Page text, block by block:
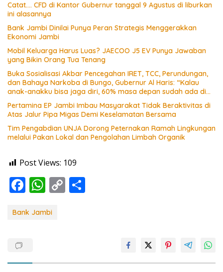
Catat…. CFD di Kantor Gubernur tanggal 9 Agustus di liburkan
ini alasannya
Bank Jambi Dinilai Punya Peran Strategis Menggerakkan
Ekonomi Jambi
Mobil Keluarga Harus Luas? JAECOO J5 EV Punya Jawaban
yang Bikin Orang Tua Tenang
Buka Sosialisasi Akbar Pencegahan IRET, TCC, Perundungan,
dan Bahaya Narkoba di Bungo, Gubernur Al Haris: “Kalau
anak-anakku bisa jaga diri, 60% masa depan sudah ada di
Pertamina EP Jambi Imbau Masyarakat Tidak Beraktivitas di
Atas Jalur Pipa Migas Demi Keselamatan Bersama
Tim Pengabdian UNJA Dorong Peternakan Ramah Lingkungan
melalui Pakan Lokal dan Pengolahan Limbah Organik
Post Views: 109
F
e
o
W
at
p
C
n
Bank Jambi